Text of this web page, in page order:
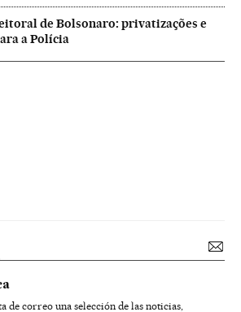
de Bolsonaro: privatizações e
a Polícia
de correo una selección de las noticias,